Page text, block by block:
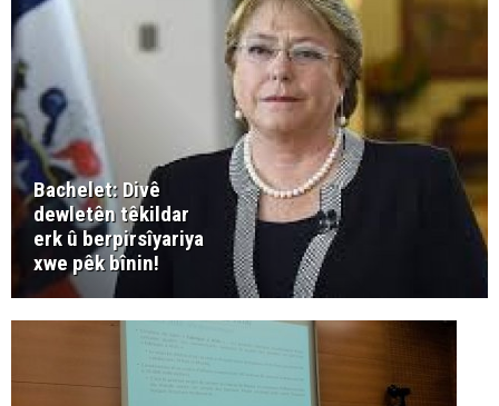
Bachelet: Divê
dewletên têkildar
erk û berpirsîyariya
xwe pêk bînin!